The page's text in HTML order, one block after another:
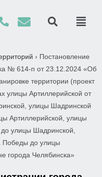
› Постановление
№ 614-п от 23.12.2024 «Об
территории (проект
улицы Артиллерийской от
улицы Шадринской
Артиллерийской, улицы
улицы Шадринской,
Победы до улицы
города Челябинска»